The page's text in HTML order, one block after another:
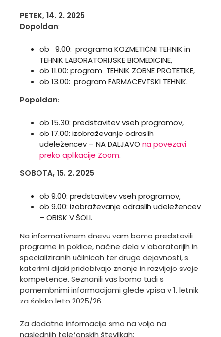
PETEK, 14. 2. 2025
Dopoldan:
ob 9.00: programa KOZMETIČNI TEHNIK in
TEHNIK LABORATORIJSKE BIOMEDICINE,
ob 11.00: program TEHNIK ZOBNE PROTETIKE,
ob 13.00: program FARMACEVTSKI TEHNIK.
Popoldan:
ob 15.30: predstavitev vseh programov,
ob 17.00: izobraževanje odraslih
udeležencev – NA DALJAVO na povezavi
preko aplikacije Zoom.
SOBOTA, 15. 2. 2025
ob 9.00: predstavitev vseh programov,
ob 9.00: izobraževanje odraslih udeležencev
– OBISK V ŠOLI.
Na informativnem dnevu vam bomo predstavili
programe in poklice, načine dela v laboratorijih in
specializiranih učilnicah ter druge dejavnosti, s
katerimi dijaki pridobivajo znanje in razvijajo svoje
kompetence. Seznanili vas bomo tudi s
pomembnimi informacijami glede vpisa v 1. letnik
za šolsko leto 2025/26.
Za dodatne informacije smo na voljo na
naslednjih telefonskih številkah: